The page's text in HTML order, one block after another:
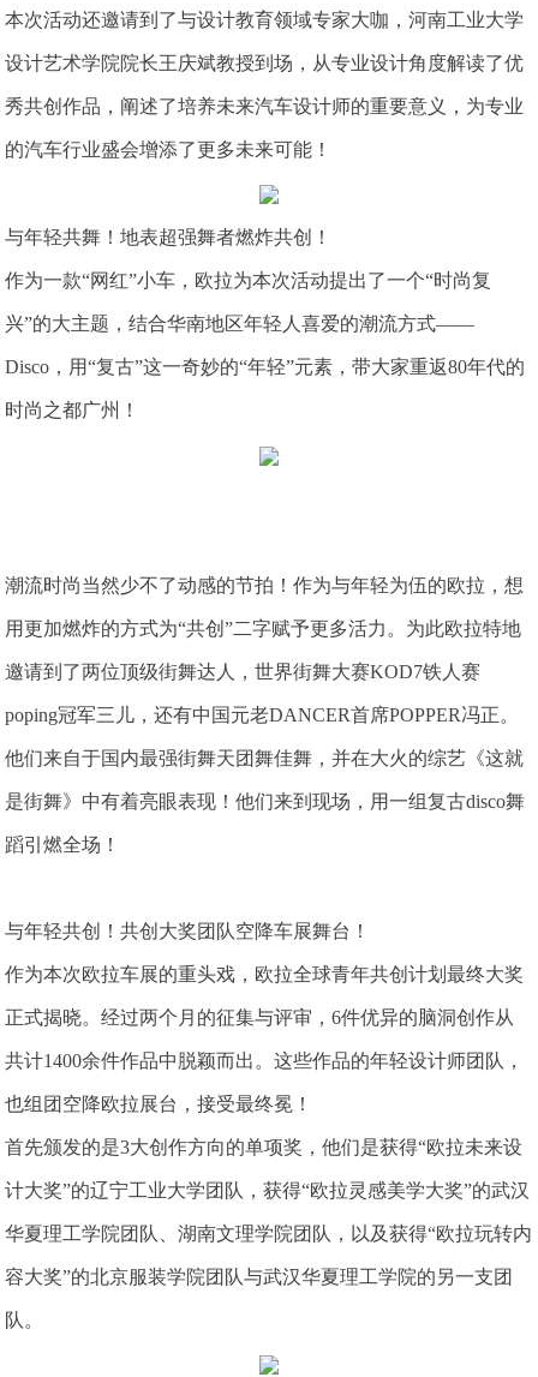
本次活动还邀请到了与设计教育领域专家大咖，河南工业大学
设计艺术学院院长王庆斌教授到场，从专业设计角度解读了优
秀共创作品，阐述了培养未来汽车设计师的重要意义，为专业
的汽车行业盛会增添了更多未来可能！
与年轻共舞！地表超强舞者燃炸共创！
作为一款“网红”小车，欧拉为本次活动提出了一个“时尚复
兴”的大主题，结合华南地区年轻人喜爱的潮流方式——
Disco，用“复古”这一奇妙的“年轻”元素，带大家重返80年代的
时尚之都广州！
潮流时尚当然少不了动感的节拍！作为与年轻为伍的欧拉，想
用更加燃炸的方式为“共创”二字赋予更多活力。为此欧拉特地
邀请到了两位顶级街舞达人，世界街舞大赛KOD7铁人赛
poping冠军三儿，还有中国元老DANCER首席POPPER冯正。
他们来自于国内最强街舞天团舞佳舞，并在大火的综艺《这就
是街舞》中有着亮眼表现！他们来到现场，用一组复古disco舞
蹈引燃全场！
与年轻共创！共创大奖团队空降车展舞台！
作为本次欧拉车展的重头戏，欧拉全球青年共创计划最终大奖
正式揭晓。经过两个月的征集与评审，6件优异的脑洞创作从
共计1400余件作品中脱颖而出。这些作品的年轻设计师团队，
也组团空降欧拉展台，接受最终冕！
首先颁发的是3大创作方向的单项奖，他们是获得“欧拉未来设
计大奖”的辽宁工业大学团队，获得“欧拉灵感美学大奖”的武汉
华夏理工学院团队、湖南文理学院团队，以及获得“欧拉玩转内
容大奖”的北京服装学院团队与武汉华夏理工学院的另一支团
队。